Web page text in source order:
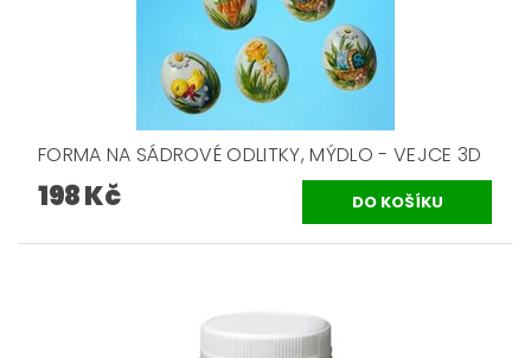
FORMA NA SÁDROVÉ ODLITKY, MÝDLO - VEJCE 3D
198 Kč